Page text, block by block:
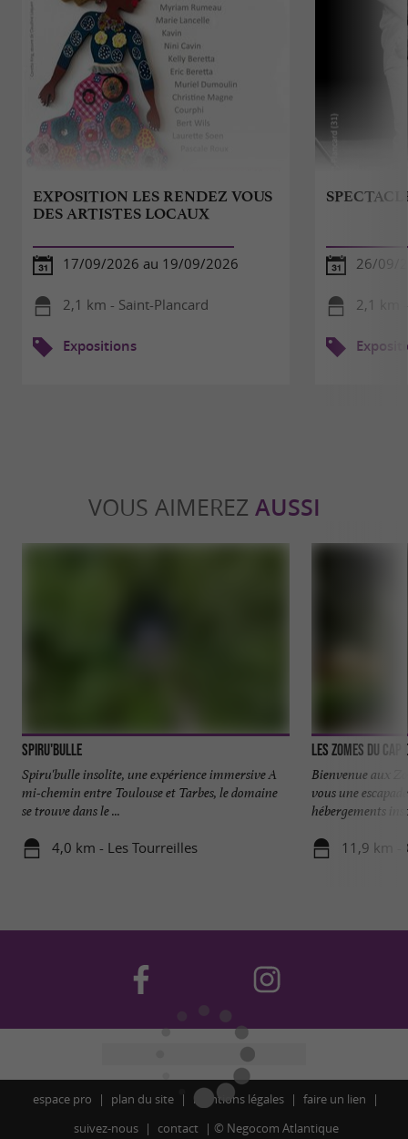
EXPOSITION LES RENDEZ VOUS
DES ARTISTES LOCAUX
17/09/2026 au 19/09/2026
2,1 km - Saint-Plancard
Expositions
26/09/
2,1 km
VOUS AIMEREZ AUSSI
Spiru'Bulle
Spiru'bulle insolite, une expérience immersive A
mi-chemin entre Toulouse et Tarbes, le domaine
se trouve dans le ...
4,0 km - Les Tourreilles
Les Zomes du Cap
Bienvenue aux
vous une
hébergements
11,9 km -
espace pro plan du site mentions légales
faire un lien
suivez-nous
contact © Negocom Atlantique